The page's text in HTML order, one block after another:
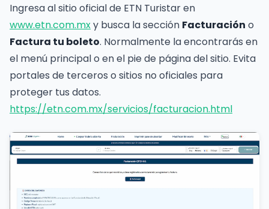
Ingresa al sitio oficial de ETN Turistar en
www.etn.com.mxy busca la sección Facturación o
Factura tu boleto. Normalmente la encontrarás en
el menú principal o en el pie de página del sitio. Evita
portales de terceros o sitios no oficiales para
proteger tus datos.
https://etn.com.mx/servicios/facturacion.html